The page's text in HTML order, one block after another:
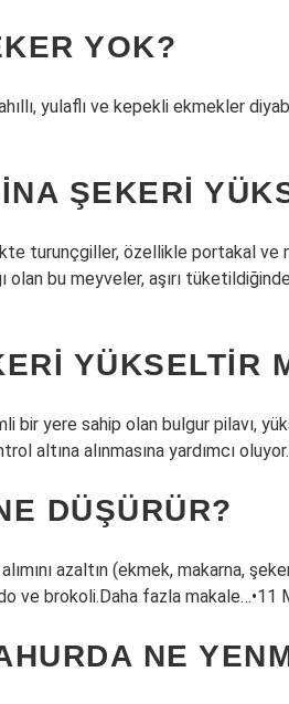
YOK?
yulaflı ve kepekli ekmekler
ŞEKERI
turunçgiller, özellikle portakal ve
olan bu meyveler, aşırı
YÜKSELTIR
bir yere sahip olan bulgur pilavı,
altına alınmasına yardımcı oluyor.
DÜŞÜRÜR?
azaltın (ekmek, makarna,
ve brokoli.Daha fazla makale…•11
NE